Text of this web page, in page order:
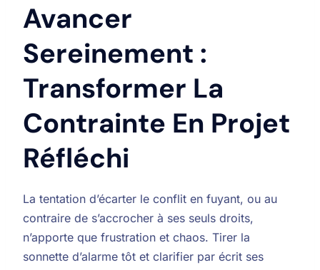
Avancer
Sereinement :
Transformer La
Contrainte En Projet
Réfléchi
La tentation d’écarter le conflit en fuyant, ou au
contraire de s’accrocher à ses seuls droits,
n’apporte que frustration et chaos. Tirer la
sonnette d’alarme tôt et clarifier par écrit ses